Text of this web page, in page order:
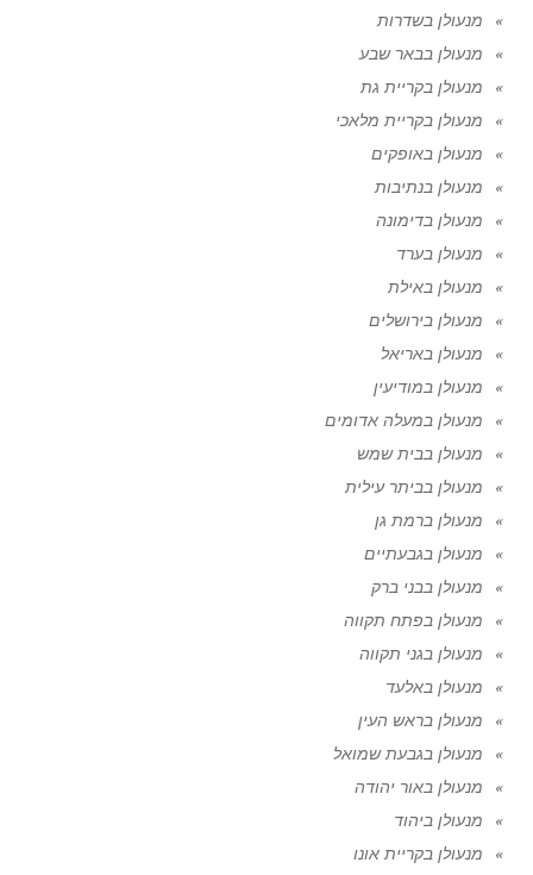
מנעולן בשדרות
מנעולן בבאר שבע
מנעולן בקריית גת
מנעולן בקריית מלאכי
מנעולן באופקים
מנעולן בנתיבות
מנעולן בדימונה
מנעולן בערד
מנעולן באילת
מנעולן בירושלים
מנעולן באריאל
מנעולן במודיעין
מנעולן במעלה אדומים
מנעולן בבית שמש
מנעולן בביתר עילית
מנעולן ברמת גן
מנעולן בגבעתיים
מנעולן בבני ברק
מנעולן בפתח תקווה
מנעולן בגני תקווה
מנעולן באלעד
מנעולן בראש העין
מנעולן בגבעת שמואל
מנעולן באור יהודה
מנעולן ביהוד
מנעולן בקריית אונו